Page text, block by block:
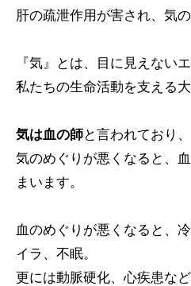
肝の疏泄作用が害され、気
『気』とは、目に見えない
私たちの生命活動を支える大
気は血の師と言われており、
気のめぐりが悪くなると、
まいます。
血のめぐりが悪くなると、
イラ、不眠。
更には動脈硬化、心疾患な